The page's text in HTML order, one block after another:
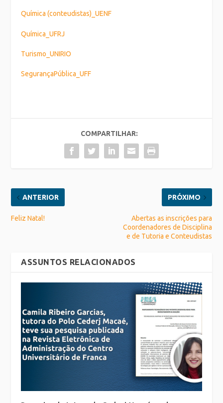
Química (conteudistas)_UENF
Química_UFRJ
Turismo_UNIRIO
SegurançaPública_UFF
COMPARTILHAR:
ANTERIOR
Feliz Natal!
PRÓXIMO
Abertas as inscrições para
Coordenadores de Disciplina
e de Tutoria e Conteudistas
ASSUNTOS RELACIONADOS